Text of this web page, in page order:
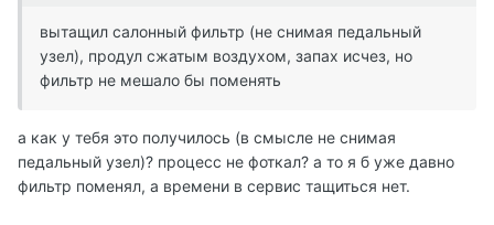
вытащил салонный фильтр (не снимая педальный
узел), продул сжатым воздухом, запах исчез, но
фильтр не мешало бы поменять
а как у тебя это получилось (в смысле не снимая
педальный узел)? процесс не фоткал? а то я б уже давно
фильтр поменял, а времени в сервис тащиться нет.